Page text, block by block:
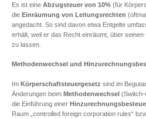
Es ist eine Abzugsteuer von 10% (für
die Einräumung von Leitungsrechten
angedacht. So sind davon etwa Entgelte
erhält, weil er das Recht einräumt, über
zu lassen.
Methodenwechsel und
Im Körperschaftsteuergesetz sind im
Änderungen beim Methodenwechsel (Switch-
die Einführung einer
Raum „controlled foreign corporation rules“